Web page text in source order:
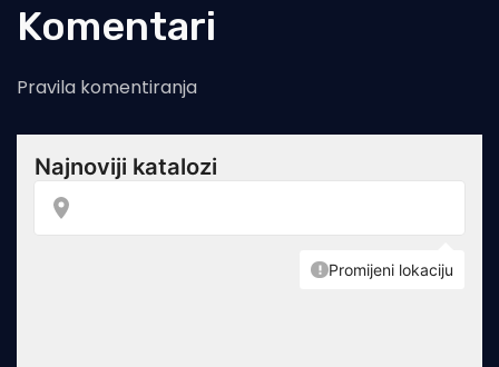
Komentari
Pravila komentiranja